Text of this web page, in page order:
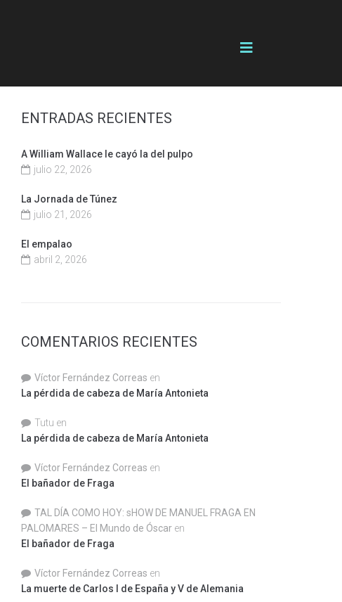
ENTRADAS RECIENTES
A William Wallace le cayó la del pulpo
julio 22, 2026
La Jornada de Túnez
julio 21, 2026
El empalao
abril 2, 2026
COMENTARIOS RECIENTES
Víctor Fernández Correas en
La pérdida de cabeza de María Antonieta
Tutu en
La pérdida de cabeza de María Antonieta
Víctor Fernández Correas en
El bañador de Fraga
TAL DÍA COMO HOY: sHOW DE MANUEL FRAGA EN
PALOMARES – El Mundo de Óscar en
El bañador de Fraga
Víctor Fernández Correas en
La muerte de Carlos I de España y V de Alemania